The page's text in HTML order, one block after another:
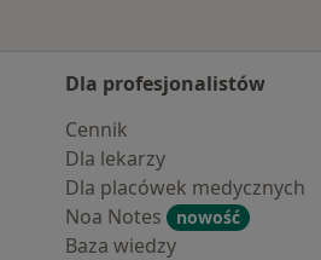
Dla profesjonalistów
Cennik
Dla lekarzy
Dla placówek medycznych
Noa Notes
nowość
Baza wiedzy